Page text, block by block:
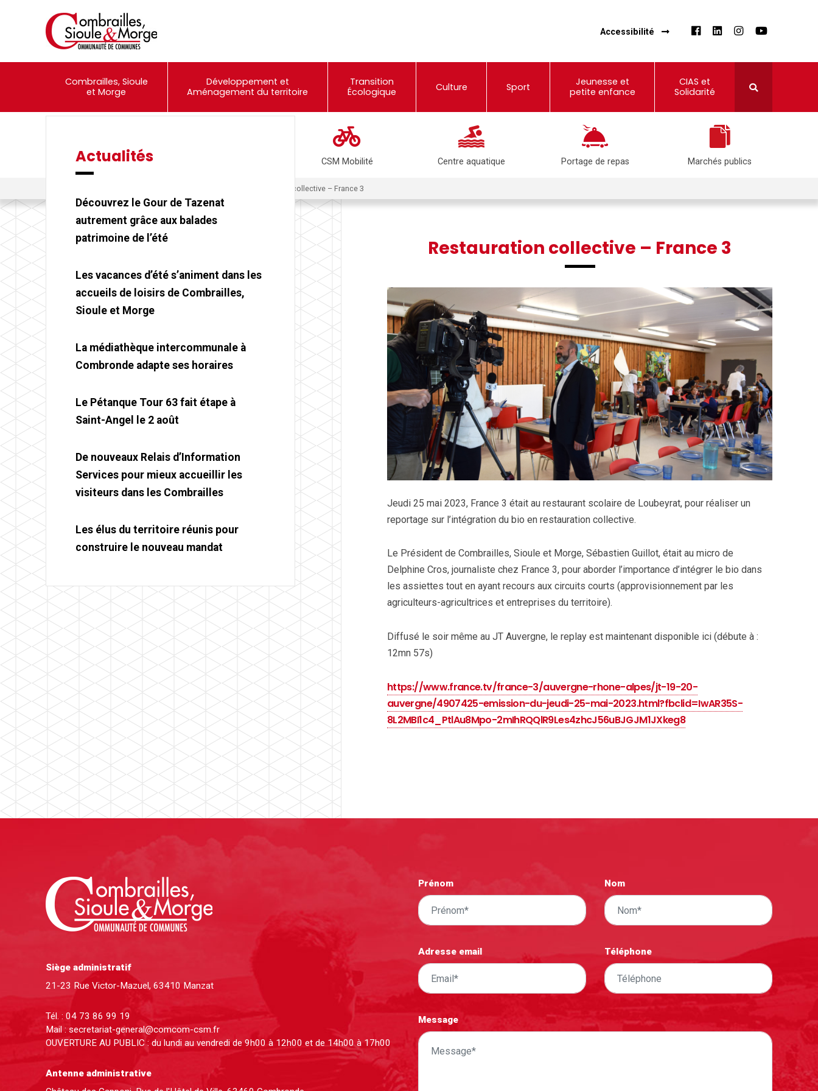
Accessibilité
Combrailles, Sioule
et Morge
Développement et
Aménagement du territoire
Transition
Écologique
Culture Sport
Jeunesse et
petite enfance
CIAS et
Solidarité
Événements CSM Mobilité Centre aquatique Portage de repas Marchés publics
Restauration collective – France 3
Restauration collective – France 3
Jeudi 25 mai 2023, France 3 était au restaurant scolaire de Loubeyrat, pour réaliser un
reportage sur l’intégration du bio en restauration collective.
Le Président de Combrailles, Sioule et Morge, Sébastien Guillot, était au micro de
Delphine Cros, journaliste chez France 3, pour aborder l’importance d’intégrer le bio dans
les assiettes tout en ayant recours aux circuits courts (approvisionnement par les
agriculteurs-agricultrices et entreprises du territoire).
Diffusé le soir même au JT Auvergne, le replay est maintenant disponible ici (débute à :
12mn 57s)
https://www.france.tv/france-3/auvergne-rhone-alpes/jt-19-20-
auvergne/4907425-emission-du-jeudi-25-mai-2023.html?fbclid=IwAR35S-
8L2MBI1c4_PtlAu8Mpo-2mIhRQQlR9Les4zhcJ56uBJGJM1JXkeg8
Actualités
Découvrez le Gour de Tazenat
autrement grâce aux balades
patrimoine de l’été
Les vacances d’été s’animent dans les
accueils de loisirs de Combrailles,
Sioule et Morge
La médiathèque intercommunale à
Combronde adapte ses horaires
Le Pétanque Tour 63 fait étape à
Saint-Angel le 2 août
De nouveaux Relais d’Information
Services pour mieux accueillir les
visiteurs dans les Combrailles
Les élus du territoire réunis pour
construire le nouveau mandat
Siège administratif
21-23 Rue Victor-Mazuel, 63410 Manzat
Tél. : 04 73 86 99 19
Mail : secretariat-general@comcom-csm.fr
OUVERTURE AU PUBLIC : du lundi au vendredi de 9h00 à 12h00 et de 14h00 à 17h00
Antenne administrative
Prénom Nom
Adresse email Téléphone
Message